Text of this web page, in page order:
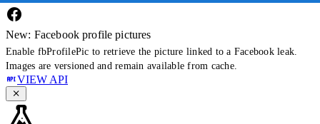
New: Facebook profile pictures
Enable fbProfilePic to retrieve the picture linked to a Facebook leak.
Images are versioned and remain available from cache.
VIEW API